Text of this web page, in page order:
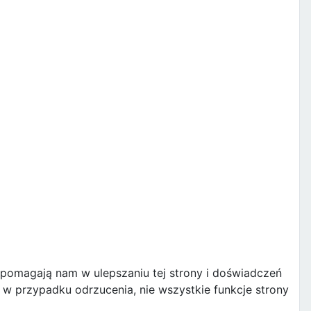
nam w ulepszaniu tej strony i doświadczeń
przypadku odrzucenia, nie wszystkie funkcje strony